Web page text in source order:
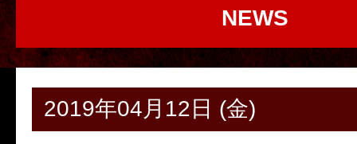
NEWS
2019年04月12日 (金)